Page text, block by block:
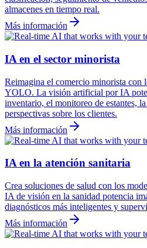
almacenes en tiempo real.
Más información
IA en el sector minorista
Reimagina el comercio minorista con
YOLO. La visión artificial por IA
inventario, el monitoreo de estantes,
perspectivas sobre los clientes.
Más información
IA en la atención sanitaria
Crea soluciones de salud con los
IA de visión en la sanidad potencia
diagnósticos más inteligentes y
Más información